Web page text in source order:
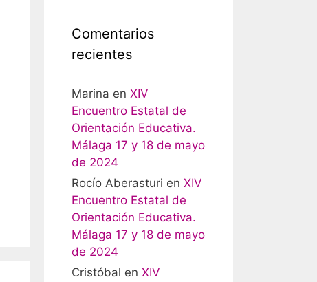
Comentarios
recientes
Marina en XIV
Encuentro Estatal de
Orientación Educativa.
Málaga 17 y 18 de mayo
de 2024
Rocío Aberasturi en XIV
Encuentro Estatal de
Orientación Educativa.
Málaga 17 y 18 de mayo
de 2024
Cristóbal en XIV